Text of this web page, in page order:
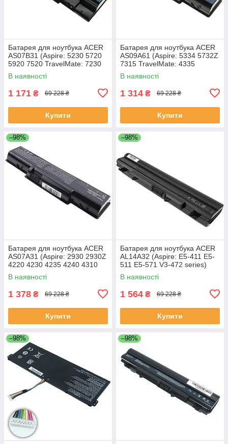
Батарея для ноутбука ACER
AS07B31 (Aspire: 5230 5720
5920 7520 TravelMate: 7230
7530 7730) 11.1V 4400mAh
Чорний
В наявності
1 171 ₴ 69 228 ₴
Купити
Батарея для ноутбука ACER
AS09A61 (Aspire: 5334 5732Z
7315 TravelMate: 4335
Gateway: ID56 ID58 NV52
NV53 NV54 NV56 NV58
В наявності
1 314 ₴ 69 228 ₴
Купити
–98%
Батарея для ноутбука ACER
AS07A31 (Aspire: 2930 2930Z
4220 4230 4235 4240 4310
5334 5732Z 7315) 11.1V
4400mAh Чорний
В наявності
1 378 ₴ 69 228 ₴
Купити
–98%
Батарея для ноутбука ACER
AL14A32 (Aspire: E5-411 E5-
511 E5-571 V3-472 series)
11.1V 4400mAh Чорний
В наявності
1 564 ₴ 69 228 ₴
Купити
–98% –98%